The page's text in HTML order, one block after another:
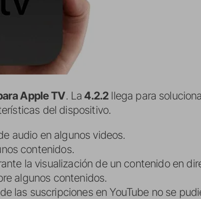
Apple TV. La 4.2.2 llega para
del dispositivo.
audio en algunos videos.
contenidos.
la visualización de un contenido en
algunos contenidos.
las suscripciones en YouTube no se